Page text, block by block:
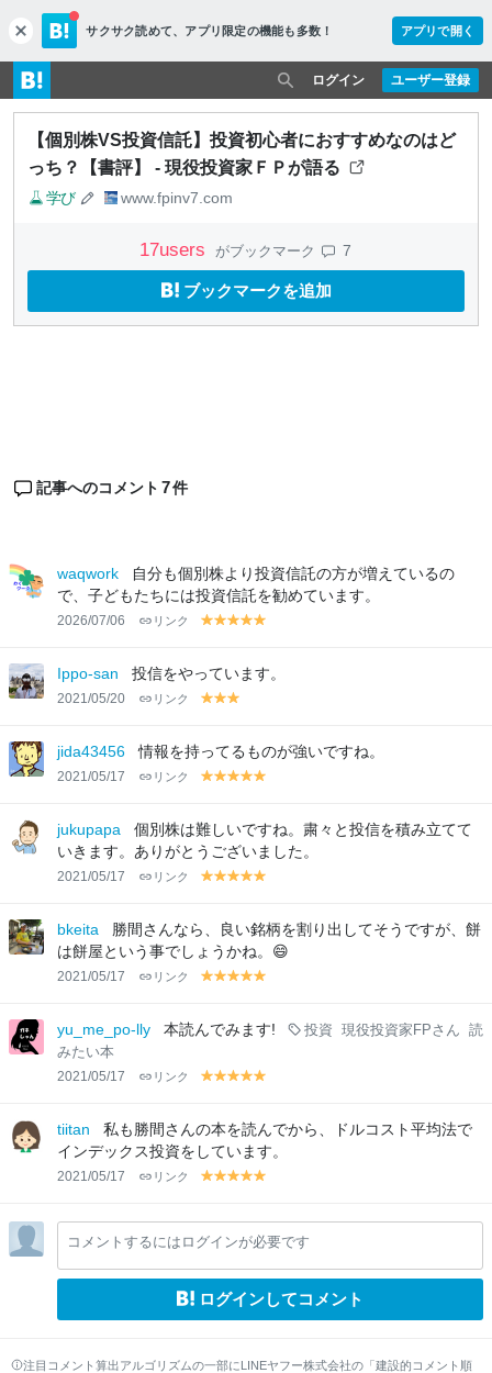
c
l
o
s
e
サクサク読めて、 アプリ限定の機能も多数！ アプリで開く
ユーザー登録
ログイン
【個別株VS投資信託】投資初心者におすすめなのはど
っち？【書評】 - 現役投資家ＦＰが語る
学び www.fpinv7.com
17users がブックマーク 7
ブックマークを追加
記事へのコメント 7件
waqwork
自分も個別株より投資信託の方が増えているの
で、子どもたちには投資信託を勧めています。
2026/07/06 リンク
y
lo
w
y
lo
w
y
lo
w
y
lo lo
Ippo-san 投信をやっています。
2021/05/20 リンク
y
w
y
lo
w
lo
w
jida43456 情報を持ってるものが強いですね。
2021/05/17 リンク
y
lo
w
y
lo
w
y
lo
w
y
lo
w
lo
w
jukupapa
個別株は難しいですね。粛々と投信を積み立てて
いきます。ありがとうございました。
2021/05/17 リンク
y
w
y
lo
w
y
lo
w
y
lo
w
lo
w
bkeita
勝間さんなら、良い銘柄を割り出してそうですが、餅
は餅屋という事でしょうかね。😄
2021/05/17 リンク
y
lo
y
lo
y
lo
y
lo lo
yu_me_po-lly 本読んでみます! 投資 現役投資家FPさん
読
みたい本
2021/05/17 リンク
y
lo
y
lo
w
y
lo
w
y
lo
w
lo
w
tiitan
私も勝間さんの本を読んでから、ドルコスト平均法で
インデックス投資をしています。
2021/05/17 リンク
y
lo
w
y
lo
w
y
lo
w
y
lo
w
lo
w
コメントするにはログインが必要です
ログインしてコメント
注目コメント算出アルゴリズムの一部にLINEヤフー株式会社の「建設的コメント順